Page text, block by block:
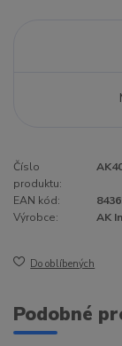
Číslo
produktu:
EAN kód:
Výrobce:
AK
Do oblíbených
Podobné